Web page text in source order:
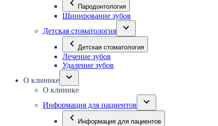
Пародонтология
Шинирование зубов
Детская стоматология
Детская стоматология
Лечение зубов
Удаление зубов
О клинике
О клинике
Информация для пациентов
Информация для пациентов